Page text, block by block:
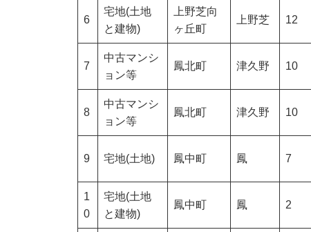
6
宅地(土地
と建物)
上野芝向
ヶ丘町
上野芝 12
7
中古マンシ
ョン等
鳳北町 津久野 10
8
中古マンシ
ョン等
鳳北町 津久野 10
9 宅地(土地) 鳳中町 鳳 7
1
0
宅地(土地
と建物)
鳳中町 鳳 2